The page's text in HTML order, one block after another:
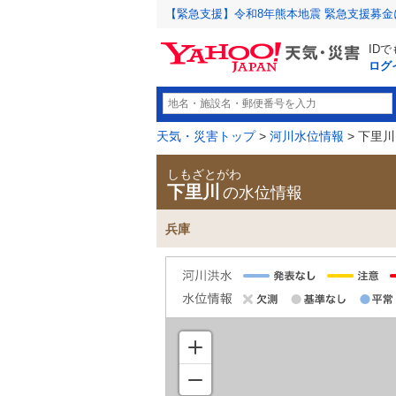
【緊急支援】令和8年熊本地震 緊急支援募
ID
ログ
天気・災害トップ> 河川水位情報 > 下里川
しもざとがわ
下里川 の水位情報
兵庫